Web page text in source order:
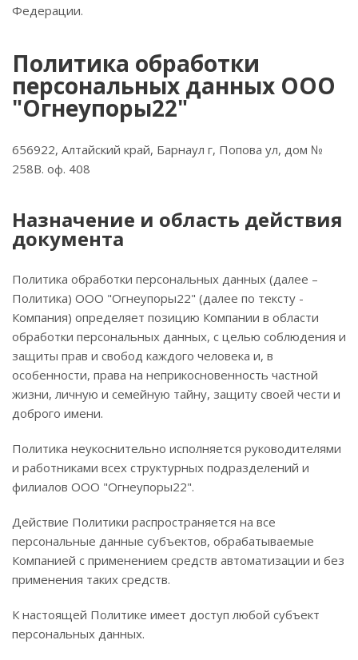
Федерации.
Политика обработки
персональных данных ООО
"Огнеупоры22"
656922, Алтайский край, Барнаул г, Попова ул, дом №
258В. оф. 408
Назначение и область действия
документа
Политика обработки персональных данных (далее –
Политика) ООО "Огнеупоры22" (далее по тексту -
Компания) определяет позицию Компании в области
обработки персональных данных, с целью соблюдения и
защиты прав и свобод каждого человека и, в
особенности, права на неприкосновенность частной
жизни, личную и семейную тайну, защиту своей чести и
доброго имени.
Политика неукоснительно исполняется руководителями
и работниками всех структурных подразделений и
филиалов ООО "Огнеупоры22".
Действие Политики распространяется на все
персональные данные субъектов, обрабатываемые
Компанией с применением средств автоматизации и без
применения таких средств.
К настоящей Политике имеет доступ любой субъект
персональных данных.